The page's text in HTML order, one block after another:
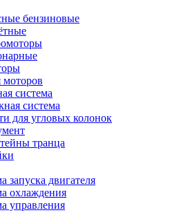
бензиновые
моторов
система
система
для угловых колонок
транца
запуска двигателя
охлаждения
управления